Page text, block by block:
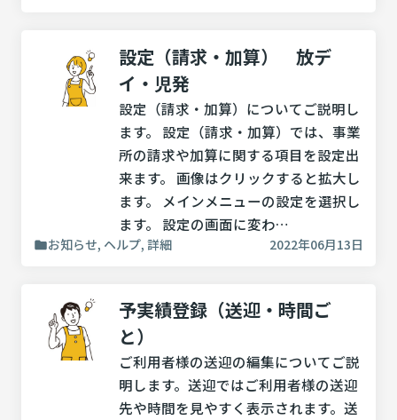
設定（請求・加算） 放デ
イ・児発
設定（請求・加算）についてご説明し
ます。 設定（請求・加算）では、事業
所の請求や加算に関する項目を設定出
来ます。 画像はクリックすると拡大し
ます。 メインメニューの設定を選択し
ます。 設定の画面に変わ…
お知らせ, ヘルプ, 詳細 2022年06月13日
予実績登録（送迎・時間ご
と）
ご利用者様の送迎の編集についてご説
明します。送迎ではご利用者様の送迎
先や時間を見やすく表示されます。送